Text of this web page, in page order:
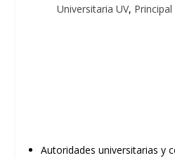
Universitaria UV, Principal
Autoridades universitarias y